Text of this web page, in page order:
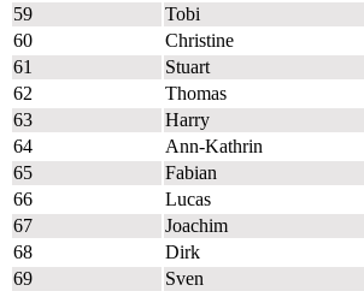
59
Tobi
60
Christine
61
Stuart
62
Thomas
63
Harry
64
Ann-Kathrin
65
Fabian
66
Lucas
67
Joachim
68
Dirk
69
Sven